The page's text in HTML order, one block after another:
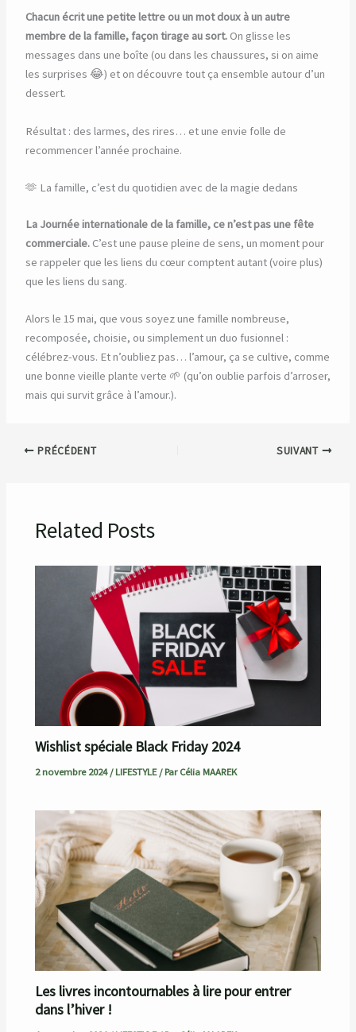
Chacun écrit une petite lettre ou un mot doux à un autre
membre de la famille, façon tirage au sort.On glisse les
messages dans une boîte (ou dans les chaussures, si on aime
les surprises 😂) et on découvre tout ça ensemble autour d’un
dessert.
Résultat : des larmes, des rires… et une envie folle de
recommencer l’année prochaine.
🫶 La famille, c’est du quotidien avec de la magie dedans
La Journée internationale de la famille, ce n’est pas une fête
commerciale.C’est une pause pleine de sens, un moment pour
se rappeler que les liens du cœur comptent autant (voire plus)
que les liens du sang.
Alors le 15 mai, que vous soyez une famille nombreuse,
recomposée, choisie, ou simplement un duo fusionnel :
célébrez-vous. Et n’oubliez pas… l’amour, ça se cultive, comme
une bonne vieille plante verte 🌱 (qu’on oublie parfois d’arroser,
mais qui survit grâce à l’amour.).
PRÉCÉDENT SUIVANT
Related Posts
Wishlist spéciale Black Friday 2024
2 novembre 2024/LIFESTYLE/ ParCélia MAAREK
Les livres incontournables à lire pour entrer
dans l’hiver !